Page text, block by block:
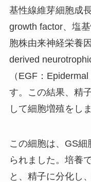
基性線維芽細胞成
growth factor、塩
胞株由来神経栄養
derived
（EGF：
す。この結果、精
して細胞増殖をし
この細胞は、GS
られました。培養
と、精子に分化し